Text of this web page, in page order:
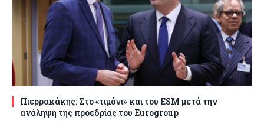
Πιερρακάκης: Στο «τιμόνι» και του ESM μετά την
ανάληψη της προεδρίας του Eurogroup